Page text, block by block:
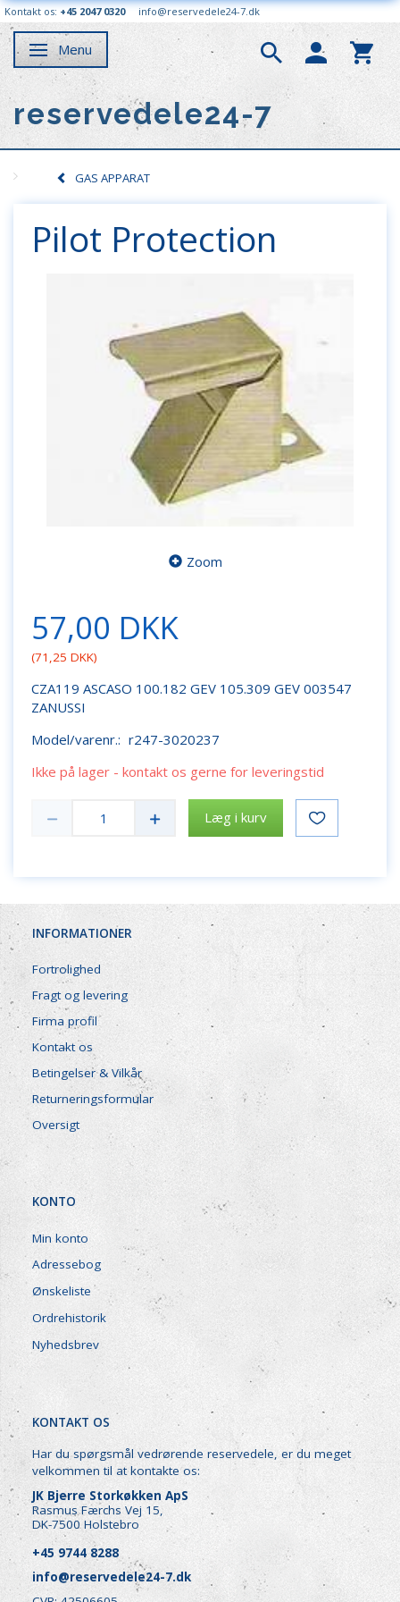
Kontakt os: +45 2047 0320 info@reservedele24-7.dk
Skifte navigation
Menu
reservedele24-7
GAS APPARAT
Pilot Protection
Zoom
57,00 DKK
(71,25 DKK)
CZA119 ASCASO 100.182 GEV 105.309 GEV 003547
ZANUSSI
Model/varenr.: r247-3020237
Ikke på lager - kontakt os gerne for leveringstid
Læg i kurv
INFORMATIONER
Fortrolighed
Fragt og levering
Firma profil
Kontakt os
Betingelser & Vilkår
Returneringsformular
Oversigt
KONTO
Min konto
Adressebog
Ønskeliste
Ordrehistorik
Nyhedsbrev
KONTAKT OS
Har du spørgsmål vedrørende reservedele, er du meget
velkommen til at kontakte os:
JK Bjerre Storkøkken ApS
Rasmus Færchs Vej 15,
DK-7500 Holstebro
+45 9744 8288
info@reservedele24-7.dk